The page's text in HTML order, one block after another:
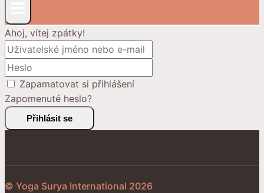
Ahoj, vítej zpátky!
Zapamatovat si přihlášení
Zapomenuté heslo?
Přihlásit se
© Yoga Surya International 2026